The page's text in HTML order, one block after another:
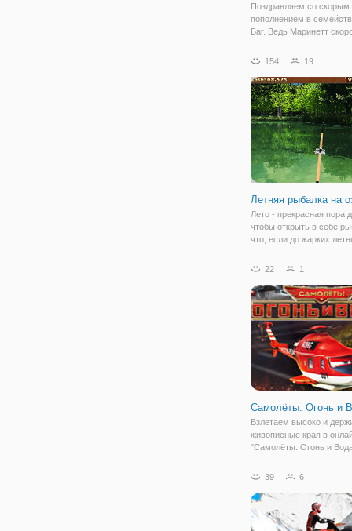
Поздравляем со скорым
пополнением в
Баг. Ведь Маринетт
беременность не самый
изменения в организме
внешнем виде являются
154 19
Летняя рыбалка на
Лето - прекрасная пора
чтобы открыть в себе
что, если до жарких
узнать больше о
поможет симулятор
22 1
Самолёты: Огонь и
Взлетаем высоко и
живописные края в
"Самолёты: Огонь и
мультфильма
проведения свободного
взрослых и
39 6